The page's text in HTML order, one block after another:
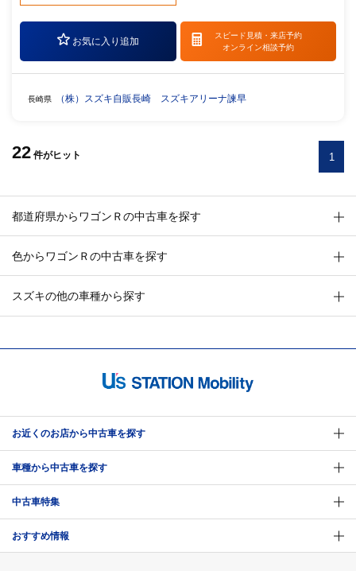
お気に入り追加
スピード見積・ 来店予約
オンライン相談予約
長崎県 （株）スズキ自販長崎 スズキアリーナ諫早
22 件がヒット 1
都道府県からワゴンＲの中古車を探す
色からワゴンＲの中古車を探す
スズキの他の車種から探す
お近くのお店から中古車を探す
車種から中古車を探す
中古車特集
おすすめ情報